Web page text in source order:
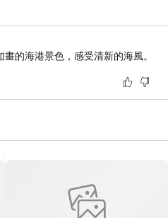
的海港景色，感受清新的海風。